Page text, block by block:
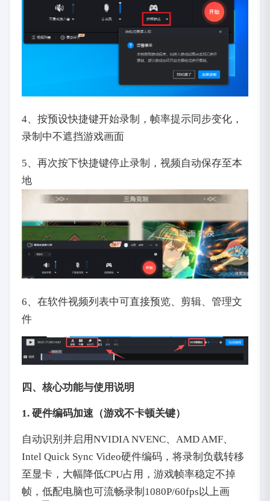
4、按预设快捷键开始录制，帧率提示同步变化，
录制中不遮挡游戏画面
5、再次按下快捷键停止录制，视频自动保存至本
地
6、在软件视频列表中可直接预览、剪辑、管理文
件
四、核心功能与使用说明
1. 硬件编码加速（游戏不卡顿关键）
自动识别并启用NVIDIA NVENC、AMD AMF、
Intel Quick Sync Video硬件编码，将录制负载转移
至显卡，大幅降低CPU占用，游戏帧率稳定不掉
帧，低配电脑也可流畅录制1080P/60fps以上画